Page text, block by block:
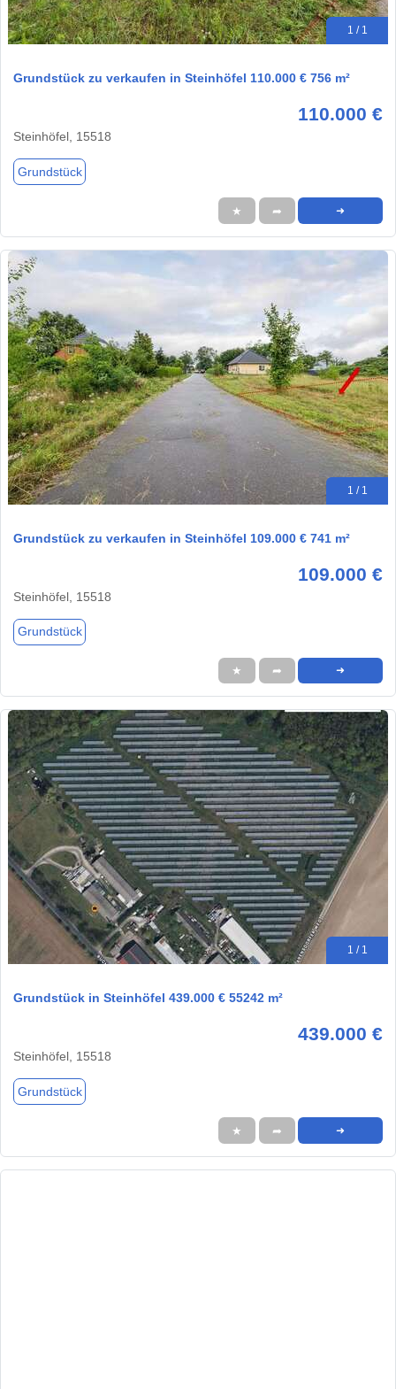
1 / 1
Grundstück zu verkaufen in Steinhöfel 110.000 € 756 m²
110.000 €
Steinhöfel, 15518
Grundstück
★ ➦ ➜
1 / 1
Grundstück zu verkaufen in Steinhöfel 109.000 € 741 m²
109.000 €
Steinhöfel, 15518
Grundstück
★ ➦ ➜
1 / 1
Grundstück in Steinhöfel 439.000 € 55242 m²
439.000 €
Steinhöfel, 15518
Grundstück
★ ➦ ➜